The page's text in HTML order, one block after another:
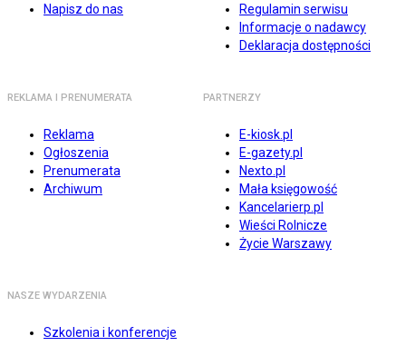
Napisz do nas
Regulamin serwisu
Informacje o nadawcy
Deklaracja dostępności
REKLAMA I PRENUMERATA
Reklama
Ogłoszenia
Prenumerata
Archiwum
PARTNERZY
E-kiosk.pl
E-gazety.pl
Nexto.pl
Mała księgowość
Kancelarierp.pl
Wieści Rolnicze
Życie Warszawy
NASZE WYDARZENIA
Szkolenia i konferencje